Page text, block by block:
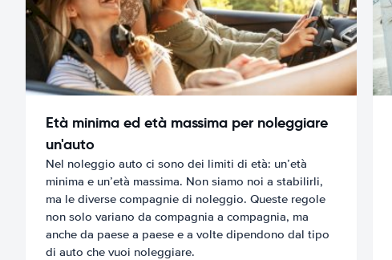
Età minima ed età massima per noleggiare
un'auto
Nel noleggio auto ci sono dei limiti di età: un’età
minima e un’età massima. Non siamo noi a stabilirli,
ma le diverse compagnie di noleggio. Queste regole
non solo variano da compagnia a compagnia, ma
anche da paese a paese e a volte dipendono dal tipo
di auto che vuoi noleggiare.